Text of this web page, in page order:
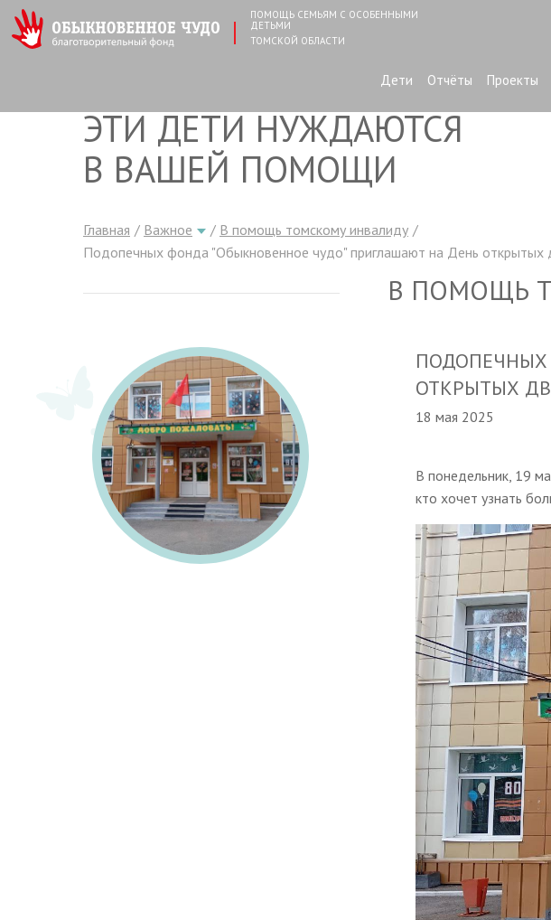
ПОМОЩЬ СЕМЬЯМ С ОСОБЕННЫМИ
ДЕТЬМИ
ТОМСКОЙ ОБЛАСТИ
Дети Отчёты Проекты
ЭТИ ДЕТИ НУЖДАЮТСЯ
В ВАШЕЙ ПОМОЩИ
Главная Важное
В помощь томскому инвалиду
Подопечных фонда "Обыкновенное чудо" приглашают на День открытых
В ПОМОЩЬ
ОТКРЫТЫХ
18 мая 2025
В понедельник, 19
кто хочет узнать